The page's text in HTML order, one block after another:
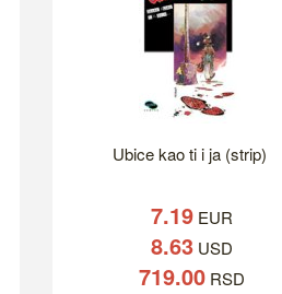
Ubice kao ti i ja (strip)
7.19 EUR
8.63 USD
719.00 RSD